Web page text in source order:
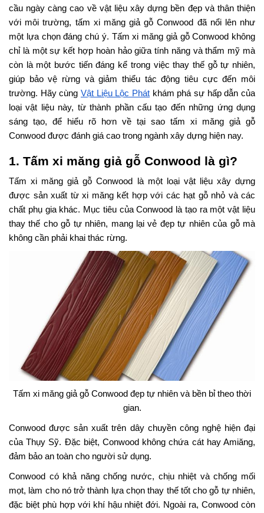
cầu ngày càng cao về vật liệu xây dựng bền đẹp và thân thiện
với môi trường, tấm xi măng giả gỗ Conwood đã nổi lên như
một lựa chọn đáng chú ý. Tấm xi măng giả gỗ Conwood không
chỉ là một sự kết hợp hoàn hảo giữa tính năng và thẩm mỹ mà
còn là một bước tiến đáng kể trong việc thay thế gỗ tự nhiên,
giúp bảo vệ rừng và giảm thiểu tác động tiêu cực đến môi
trường. Hãy cùng Vật Liệu Lộc Phát khám phá sự hấp dẫn của
loại vật liệu này, từ thành phần cấu tạo đến những ứng dụng
sáng tạo, để hiểu rõ hơn về tại sao tấm xi măng giả gỗ
Conwood được đánh giá cao trong ngành xây dựng hiện nay.
1. Tấm xi măng giả gỗ Conwood là gì?
Tấm xi măng giả gỗ Conwood là một loại vật liệu xây dựng
được sản xuất từ xi măng kết hợp với các hạt gỗ nhỏ và các
chất phụ gia khác. Mục tiêu của Conwood là tạo ra một vật liệu
thay thế cho gỗ tự nhiên, mang lại vẻ đẹp tự nhiên của gỗ mà
không cần phải khai thác rừng.
Tấm xi măng giả gỗ Conwood đẹp tự nhiên và bền bỉ theo thời
gian.
Conwood được sản xuất trên dây chuyền công nghệ hiện đại
của Thụy Sỹ. Đặc biệt, Conwood không chứa cát hay Amiăng,
đảm bảo an toàn cho người sử dụng.
Conwood có khả năng chống nước, chịu nhiệt và chống mối
mọt, làm cho nó trở thành lựa chọn thay thế tốt cho gỗ tự nhiên,
đặc biệt phù hợp với khí hậu nhiệt đới. Ngoài ra, Conwood còn